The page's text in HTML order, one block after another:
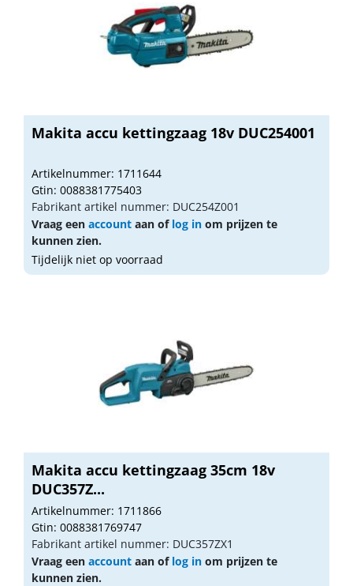
Makita accu kettingzaag 18v DUC254001
Artikelnummer: 1711644
Gtin: 0088381775403
Fabrikant artikel nummer: DUC254Z001
Vraag een account aan of log in om prijzen te
kunnen zien.
Tijdelijk niet op voorraad
Makita accu kettingzaag 35cm 18v
DUC357Z...
Artikelnummer: 1711866
Gtin: 0088381769747
Fabrikant artikel nummer: DUC357ZX1
Vraag een account aan of log in om prijzen te
kunnen zien.